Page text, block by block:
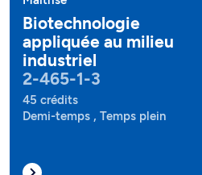
Biotechnologie
appliquée au milieu
industriel
2-465-1-3
45 crédits
Demi-temps , Temps plein